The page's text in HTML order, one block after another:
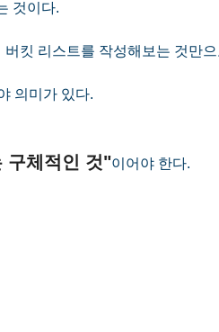
것이다.
킷 리스트를 작성해보는 것만으
의미가 있다.
구체적인 것"이어야 한다.